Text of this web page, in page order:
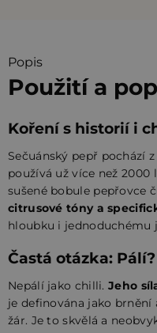
Popis
Použití a
Koření s historií i
Sečuánský pepř pochází
používá už více než 2000
sušené bobule pepřovce
citrusové tóny a
hloubku i jednoduchému
Častá otázka: Pálí?
Nepálí jako chilli. Jeho
je definována jako brnění
žár. Je to skvělá a